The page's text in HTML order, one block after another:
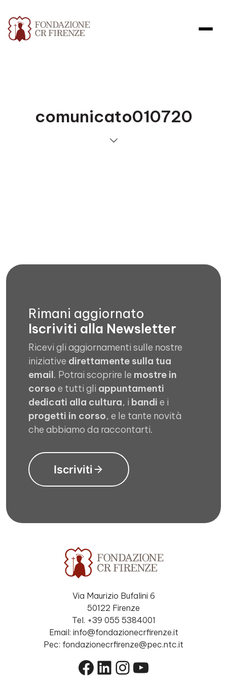
comunicato010720
Rimani aggiornato
Iscriviti alla Newsletter
Ricevi gli aggiornamenti sulle nostre
iniziative direttamente sulla tua
email. Potrai scoprire le mostre in
corso e tutti gli appuntamenti
dedicati alla cultura, i bandi e i
progetti in corso, e le tante novità
che abbiamo da raccontarti.
Iscriviti
Via Maurizio Bufalini 6
50122 Firenze
Tel. +39 055 5384001
Email: info@fondazionecrfirenze.it
Pec: fondazionecrfirenze@pec.ntc.it
Facebook
LinkedIn
Instagram
YouTube